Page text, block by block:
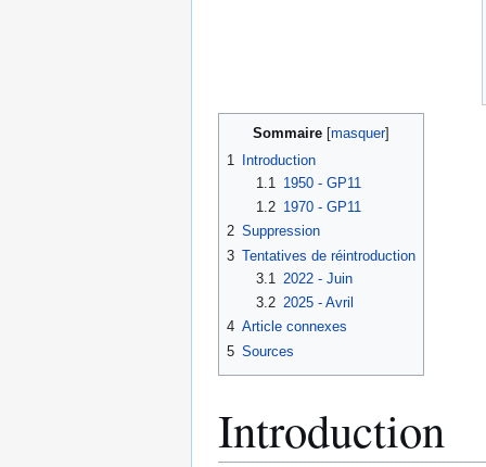
Sommaire
1
Introduction
1.1
1950 - GP11
1.2 1970 - GP11
2 Suppression
3 Tentatives de réintroduction
3.1
2022 - Juin
3.2 2025 - Avril
4 Article connexes
5 Sources
Introduction